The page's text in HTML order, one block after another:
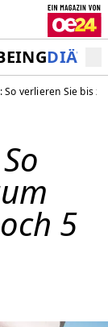
DIÄT
So verlieren Sie bis
5